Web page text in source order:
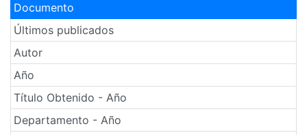
Documento
Últimos publicados
Autor
Año
Título Obtenido - Año
Departamento - Año